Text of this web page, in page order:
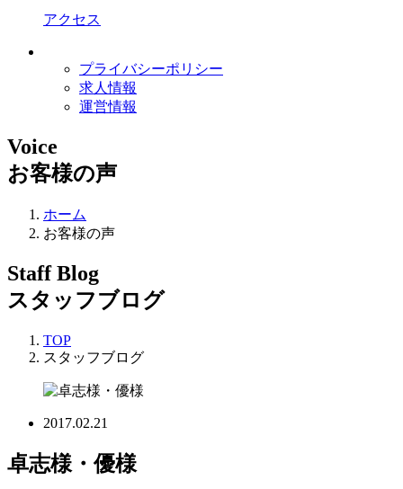
アクセス
プライバシーポリシー
求人情報
運営情報
Voice
お客様の声
ホーム
お客様の声
Staff Blog
スタッフブログ
TOP
スタッフブログ
2017.02.21
卓志様・優様